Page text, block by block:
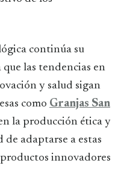
continúa su
que las tendencias en
y salud sigan
como Granjas San
la producción ética y
adaptarse a estas
innovadores